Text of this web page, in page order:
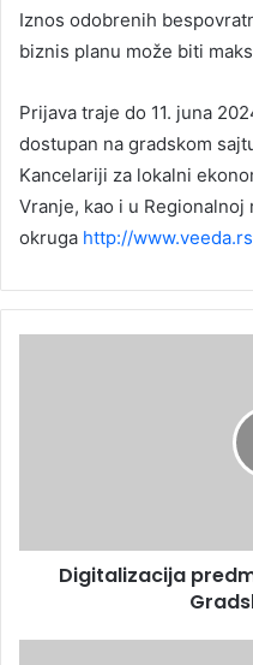
Iznos odobrenih
biznis planu može biti
Prijava traje do 11. juna
dostupan na gradskom
Kancelariji za lokalni
Vranje, kao i u
okruga http://
Digitalizacija